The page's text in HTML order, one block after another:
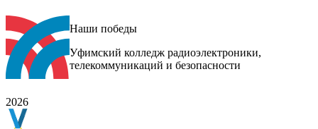
Наши победы
Уфимский колледж радиоэлектроники,
телекоммуникаций и безопасности
2026